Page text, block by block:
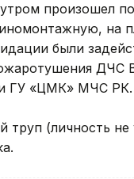
произошел
на
были
ДЧС
ГУ «ЦМК» МЧС РК.
(личность не